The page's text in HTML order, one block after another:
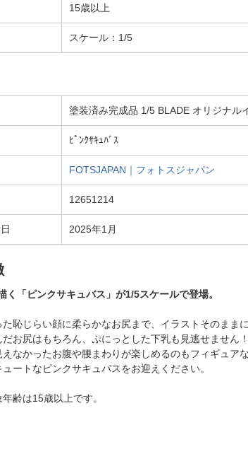
15歳以上
スケール：1/5
塗装済み完成品 1/5 BLADE オリジナル
ﾋﾟﾝｸｻｷｭﾊﾞｽ
FOTSJAPAN｜フォトスジャパン
12651214
2025年1月
く「ピンクサキュバス」が1/5スケールで登場。
恥じらい顔に柔らかなお尻まで、イラストそのまま
お尻はもちろん、ぷにっとした下乳も見逃せません！
なかったお腹や腰まわりが楽しめるのもフィギュアな
ートなピンクサキュバスをお迎えください。
齢は15歳以上です。